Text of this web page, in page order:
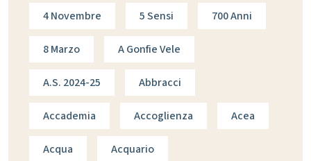
4 Novembre 5 Sensi 700 Anni
8 Marzo A Gonfie Vele
A.s. 2024-25 Abbracci
Accademia Accoglienza Acea
Acqua Acquario